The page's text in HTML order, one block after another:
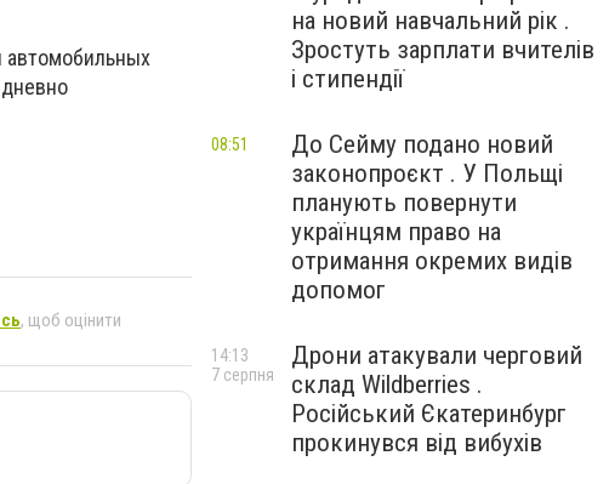
, щоб оцінити
на новий навчальний рік .
Зростуть зарплати вчителів
і стипендії
До Сейму подано новий
законопроєкт . У Польщі
планують повернути
українцям право на
отримання окремих видів
допомог
08:51
Дрони атакували черговий
склад Wildberries .
Російський Єкатеринбург
прокинувся від вибухів
14:13
7 серпня